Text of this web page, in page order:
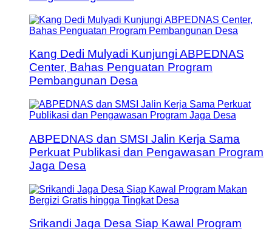
Kang Dedi Mulyadi Kunjungi ABPEDNAS
Center, Bahas Penguatan Program
Pembangunan Desa
ABPEDNAS dan SMSI Jalin Kerja Sama
Perkuat Publikasi dan Pengawasan Program
Jaga Desa
Srikandi Jaga Desa Siap Kawal Program